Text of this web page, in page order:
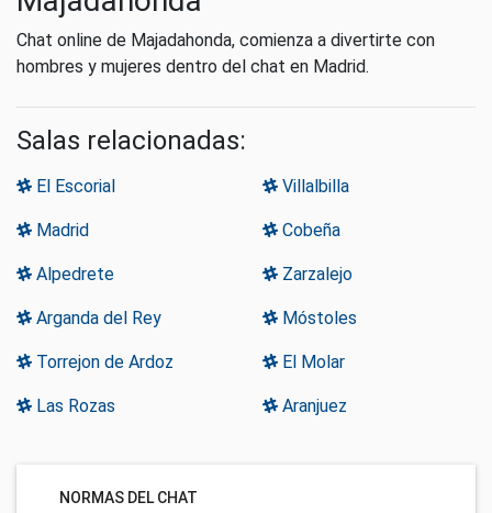
Chat online de Majadahonda, comienza a divertirte con
hombres y mujeres dentro del chat en Madrid.
Salas relacionadas:
El Escorial Villalbilla
Madrid Cobeña
Alpedrete Zarzalejo
Arganda del Rey Móstoles
Torrejon de Ardoz El Molar
Las Rozas Aranjuez
NORMAS DEL CHAT